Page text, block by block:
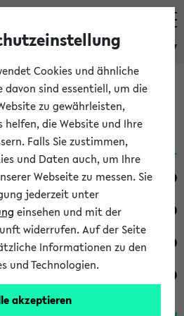
eKVV
eKVV
Cookies und ähnliche
davon sind essentiell, um die
zu gewährleisten,
helfen, die Website und Ihre
Falls Sie zustimmen,
und Daten auch, um Ihre
Webseite zu messen. Sie
jederzeit unter
einsehen und mit der
widerrufen. Auf der Seite
Informationen zu den
und Technologien.
akzeptieren